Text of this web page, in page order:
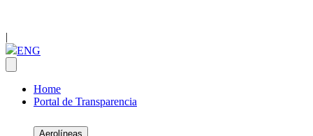
|
ENG
Home
Portal de Transparencia
Aerolíneas